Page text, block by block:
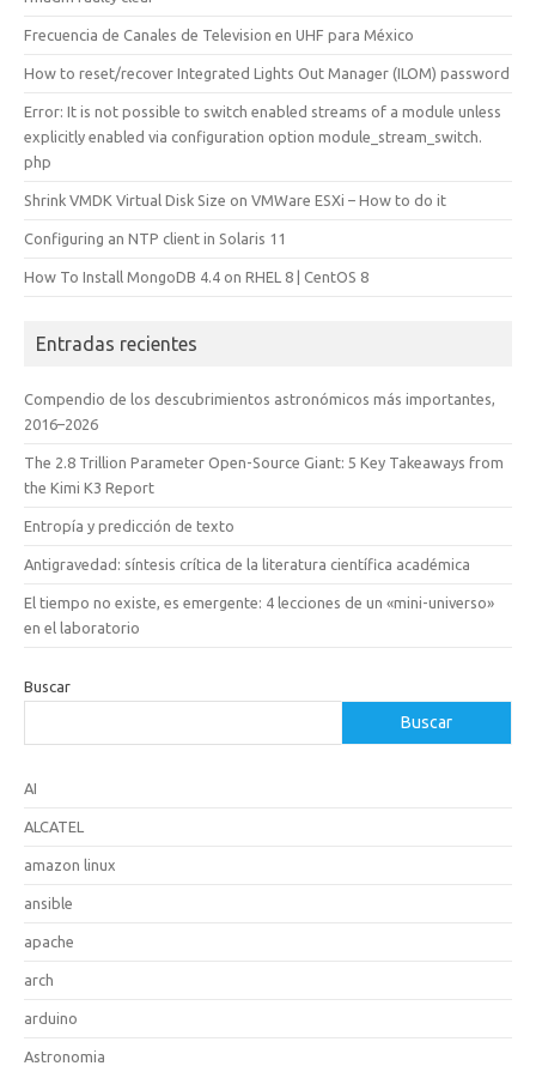
Frecuencia de Canales de Television en UHF para México
How to reset/recover Integrated Lights Out Manager (ILOM) password
Error: It is not possible to switch enabled streams of a module unless
explicitly enabled via configuration option module_stream_switch.
php
Shrink VMDK Virtual Disk Size on VMWare ESXi – How to do it
Configuring an NTP client in Solaris 11
How To Install MongoDB 4.4 on RHEL 8 | CentOS 8
Entradas recientes
Compendio de los descubrimientos astronómicos más importantes,
2016–2026
The 2.8 Trillion Parameter Open-Source Giant: 5 Key Takeaways from
the Kimi K3 Report
Entropía y predicción de texto
Antigravedad: síntesis crítica de la literatura científica académica
El tiempo no existe, es emergente: 4 lecciones de un «mini-universo»
en el laboratorio
Buscar
Buscar
AI
ALCATEL
amazon linux
ansible
apache
arch
arduino
Astronomia